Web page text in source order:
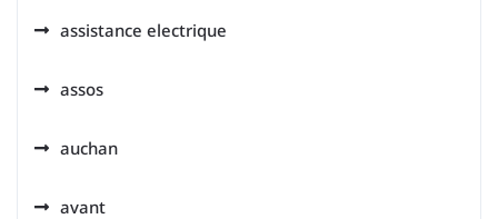
assistance electrique
assos
auchan
avant